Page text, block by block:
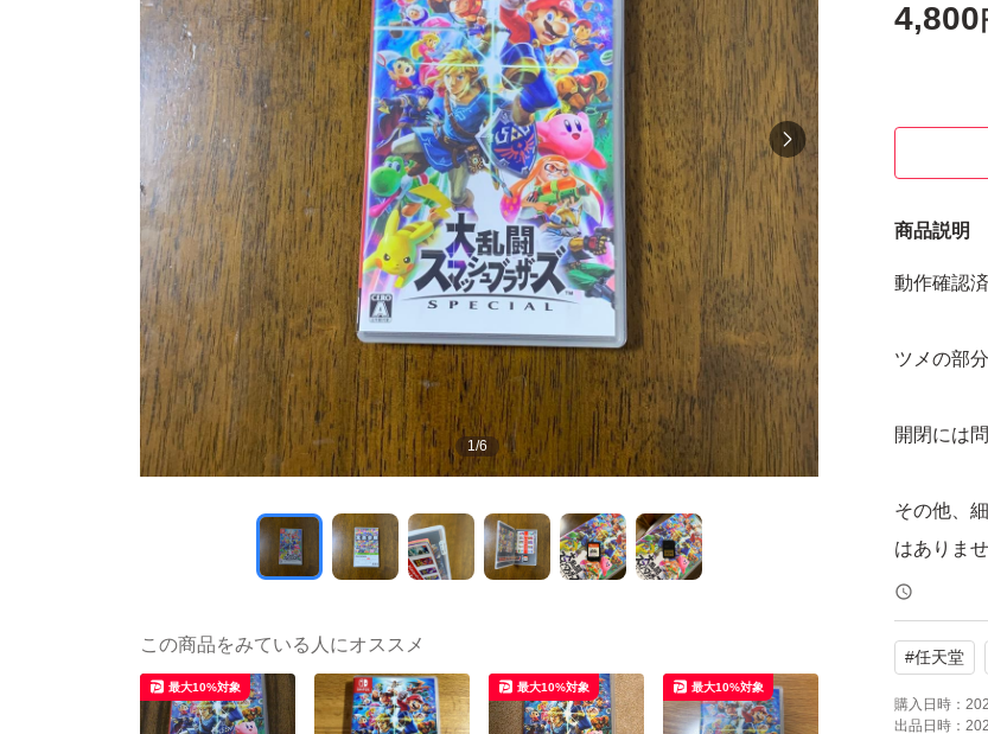
1/6
4,800
商品説明
動作確認
ツメの部
開閉には
その他、
はありませ
発送方法
透明なク
#任天堂
購入日時：
出品日時：
この商品をみている人にオススメ
最大10%対象 最大10%対象 最大10%対象